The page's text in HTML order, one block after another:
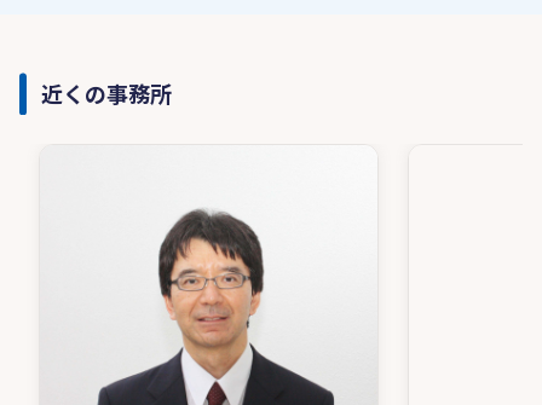
近くの事務所